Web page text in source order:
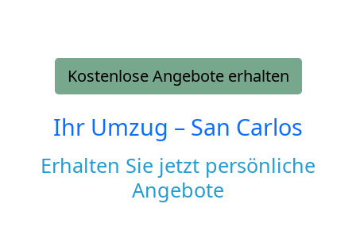
Kostenlose Angebote erhalten
Ihr Umzug – San Carlos
Erhalten Sie jetzt persönliche
Angebote